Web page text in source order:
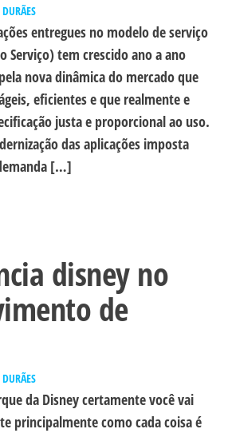
entregues no modelo de serviço
Serviço) tem crescido ano a ano
nova dinâmica do mercado que
eficientes e que realmente e
justa e proporcional ao uso.
das aplicações imposta
[…]
disney no
de
da Disney certamente você vai
principalmente como cada coisa é